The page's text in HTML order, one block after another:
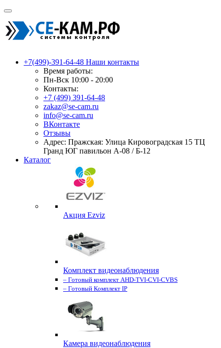
+7(499)-391-64-48 Наши контакты
Время работы:
Пн-Вск 10:00 - 20:00
Контакты:
+7 (499) 391-64-48
zakaz@se-cam.ru
info@se-cam.ru
ВКонтакте
Отзывы
Адрес: Пражская: Улица Кировоградская 15 ТЦ
Гранд ЮГ павильон А-08 / Б-12
Каталог
Акция Ezviz
Комплект видеонаблюдения
– Готовый комплект AHD-TVI-CVI-CVBS
– Готовый Комплект IP
Камера видеонаблюдения